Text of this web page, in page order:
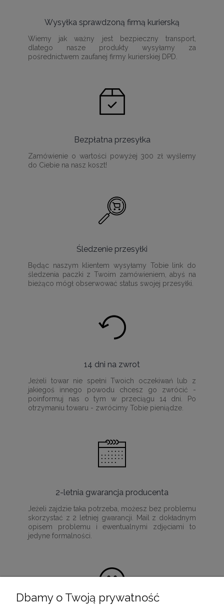
Wysyłka sprawdzoną firmą kurierską
Wiemy jak ważny jest bezpieczny transport,
dlatego nasze produkty wysyłamy za
pośrednictwem zaufanej firmy kurierskiej DPD.
Bezpłatna przesyłka
Zamówienie o wartości powyżej 300 zł wyślemy
do Ciebie na nasz koszt!
Śledzenie przesyłki
Będąc naszym klientem wysyłamy Tobie link do
śledzenia paczki z Twoim zamówieniem, abyś na
bieżąco mógł obserwować status swojej przesyłki.
14 dni na zwrot
Jeżeli towar nie spełni Twoich oczekiwań lub z
jakiegoś innego powodu chcesz go zwrócić -
poinformuj nas o tym w przeciągu 14 dni. Po
otrzymaniu towaru - zwrócimy Tobie pieniądze.
2-letnia gwarancja producenta
Jeżeli zajdzie taka potrzeba, możesz bez problemu
skorzystać z 2 letniej gwarancji. Mail z dokładnym
opisem problemu i ewentualnymi zdjęciami to
jedyne formalności.
Dbamy o Twoją prywatność